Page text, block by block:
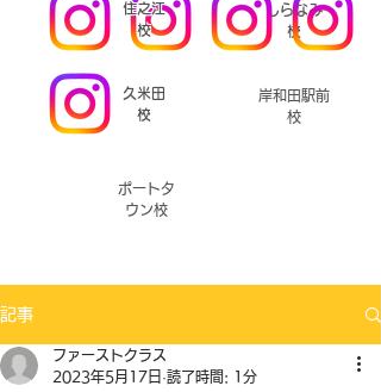
しらなみ
校
久米田
校
岸和田駅前
校
ポートタ
ウン校
住之江
校
記事
ファーストクラス
2023年5月17日 読了時間: 1分